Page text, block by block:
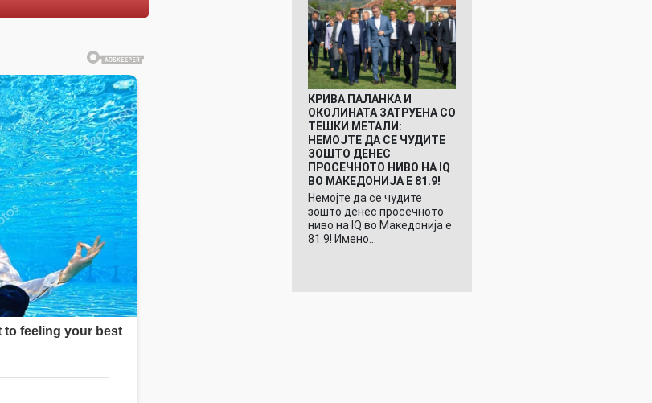
КРИВА ПАЛАНКА И
ОКОЛИНАТА ЗАТРУЕНА СО
ТЕШКИ МЕТАЛИ:
НЕМОЈТЕ ДА СЕ ЧУДИТЕ
ЗОШТО ДЕНЕС
ПРОСЕЧНОТО НИВО НА IQ
ВО МАКЕДОНИЈА Е 81.9!
Немојте да се чудите
зошто денес просечното
ниво на IQ во Македонија е
81.9! Имено…